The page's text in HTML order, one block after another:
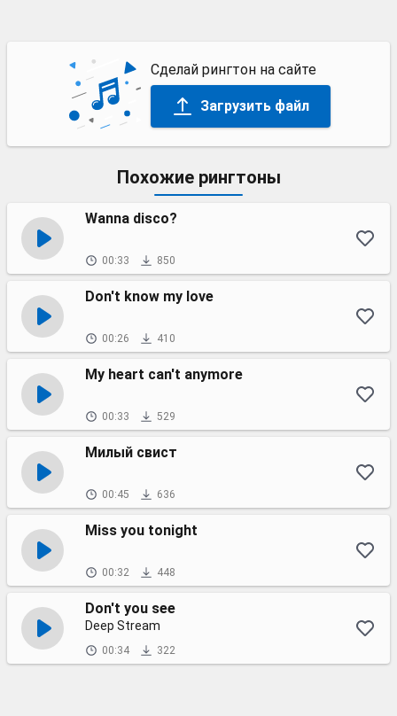
Сделай рингтон на сайте
Загрузить файл
Похожие рингтоны
Wanna disco?
00:33 850
Don't know my love
00:26 410
My heart can't anymore
00:33 529
Милый свист
00:45 636
Miss you tonight
00:32 448
Don't you see
Deep Stream
00:34 322